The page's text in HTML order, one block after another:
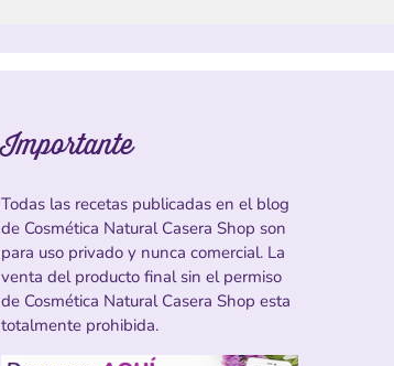
Importante
Todas las recetas publicadas en el blog
de Cosmética Natural Casera Shop son
para uso privado y nunca comercial. La
venta del producto final sin el permiso
de Cosmética Natural Casera Shop esta
totalmente prohibida.